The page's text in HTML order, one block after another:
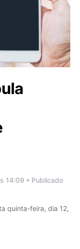
14:09 • Publicado
quinta-feira, dia 12,